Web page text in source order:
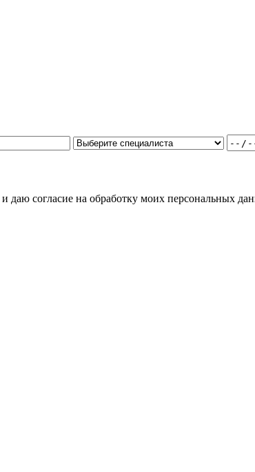
и даю согласие на обработку моих персональных